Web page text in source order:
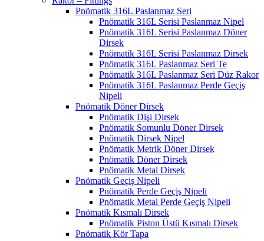
Pnömatik 316L Paslanmaz Seri
Pnömatik 316L Serisi Paslanmaz Nipel
Pnömatik 316L Serisi Paslanmaz Döner
Dirsek
Pnömatik 316L Serisi Paslanmaz Dirsek
Pnömatik 316L Paslanmaz Seri Te
Pnömatik 316L Paslanmaz Seri Düz Rakor
Pnömatik 316L Paslanmaz Perde Geçiş
Nipeli
Pnömatik Döner Dirsek
Pnömatik Dişi Dirsek
Pnömatik Somunlu Döner Dirsek
Pnömatik Dirsek Nipel
Pnömatik Metrik Döner Dirsek
Pnömatik Döner Dirsek
Pnömatik Metal Dirsek
Pnömatik Geçiş Nipeli
Pnömatik Perde Geçiş Nipeli
Pnömatik Metal Perde Geçiş Nipeli
Pnömatik Kısmalı Dirsek
Pnömatik Piston Üstü Kısmalı Dirsek
Pnömatik Kör Tapa